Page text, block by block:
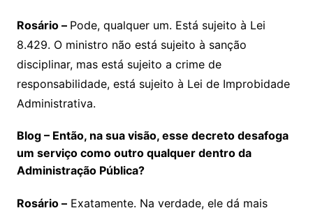
Rosário – Pode, qualquer um. Está sujeito à Lei
8.429. O ministro não está sujeito à sanção
disciplinar, mas está sujeito a crime de
responsabilidade, está sujeito à Lei de Improbidade
Administrativa.
Blog – Então, na sua visão, esse decreto desafoga
um serviço como outro qualquer dentro da
Administração Pública?
Rosário –Exatamente. Na verdade, ele dá mais